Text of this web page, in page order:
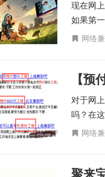
现在网
如果第
网络
【
对于网
吗？在
网络
聚来